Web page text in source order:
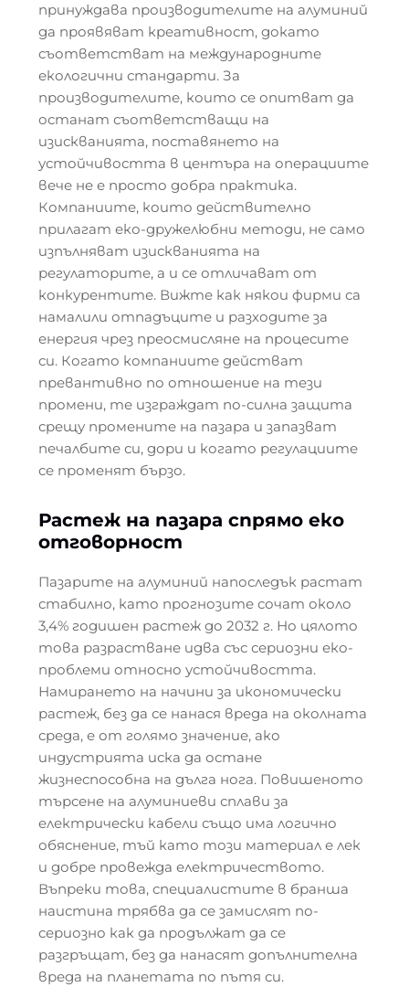
принуждава производителите на алуминий
да проявяват креативност, докато
съответстват на международните
екологични стандарти. За
производителите, които се опитват да
останат съответстващи на
изискванията, поставянето на
устойчивостта в центъра на операциите
вече не е просто добра практика.
Компаниите, които действително
прилагат еко-дружелюбни методи, не само
изпълняват изискванията на
регулаторите, а и се отличават от
конкурентите. Вижте как някои фирми са
намалили отпадъците и разходите за
енергия чрез преосмисляне на процесите
си. Когато компаниите действат
превантивно по отношение на тези
промени, те изграждат по-силна защита
срещу промените на пазара и запазват
печалбите си, дори и когато регулациите
се променят бързо.
Растеж на пазара спрямо еко
отговорност
Пазарите на алуминий напоследък растат
стабилно, като прогнозите сочат около
3,4% годишен растеж до 2032 г. Но цялото
това разрастване идва със сериозни еко-
проблеми относно устойчивостта.
Намирането на начини за икономически
растеж, без да се нанася вреда на околната
среда, е от голямо значение, ако
индустрията иска да остане
жизнеспособна на дълга нога. Повишеното
търсене на алуминиеви сплави за
електрически кабели също има логично
обяснение, тъй като този материал е лек
и добре провежда електричеството.
Въпреки това, специалистите в бранша
наистина трябва да се замислят по-
сериозно как да продължат да се
разгръщат, без да нанасят допълнителна
вреда на планетата по пътя си.